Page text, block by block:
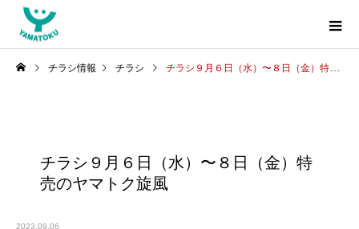
チラシ情報 チラシ チラシ９月６日（水）〜８日（金）特売のヤマトク旋風
チラシ９月６日（水）〜８日（金）特
売のヤマトク旋風
2023.09.06